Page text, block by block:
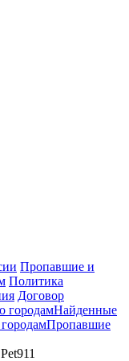
Пропавшие и
Политика
Договор
городамНайденные
Пропавшие